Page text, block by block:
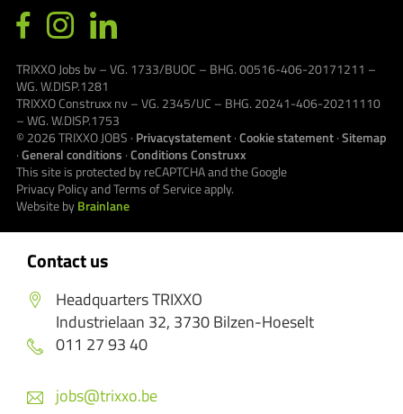
Contact us
Headquarters TRIXXO
Industrielaan 32, 3730 Bilzen-Hoeselt
011 27 93 40
jobs@trixxo.be
TRIXXO Jobs bv – VG. 1733/BUOC – BHG. 00516-406-20171211 –
WG. W.DISP.1281
TRIXXO Construxx nv – VG. 2345/UC – BHG. 20241-406-20211110
– WG. W.DISP.1753
© 2026TRIXXO JOBS · Privacystatement·Cookie statement·Sitemap
·General conditions ·Conditions Construxx
This site is protected by reCAPTCHA and the Google
Privacy PolicyandTerms of Serviceapply.
Website byBrainlane